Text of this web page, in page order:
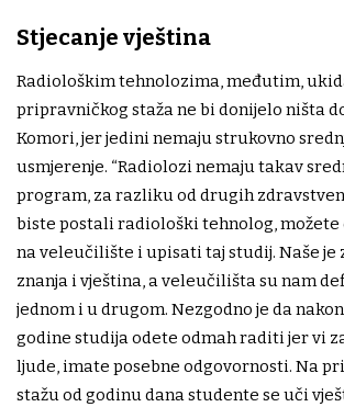
Stjecanje vještina
Radiološkim tehnolozima, međutim,
pripravničkog staža ne bi donijelo ništa
Komori, jer jedini nemaju strukovno
usmjerenje. “Radiolozi nemaju takav
program, za razliku od drugih
biste postali radiološki tehnolog, možete
na veleučilište i upisati taj studij. Naše je
znanja i vještina, a veleučilišta su nam
jednom i u drugom. Nezgodno je da
godine studija odete odmah raditi jer vi
ljude, imate posebne odgovornosti. Na
stažu od godinu dana studente se uči